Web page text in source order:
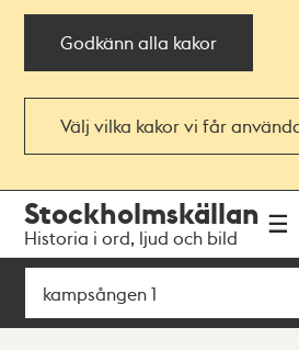
Godkänn alla kakor
Välj vilka kakor vi får
navigationen
huvudinnehållet
Stockholmskällan
Historia i ord, ljud och bild
Sök